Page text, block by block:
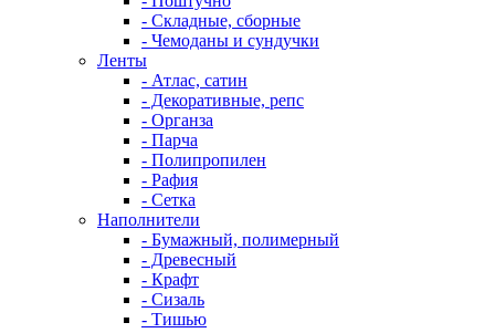
- Складные, сборные
- Чемоданы и сундучки
Ленты
- Атлас, сатин
- Декоративные, репс
- Органза
- Парча
- Полипропилен
- Рафия
- Сетка
Наполнители
- Бумажный, полимерный
- Древесный
- Крафт
- Сизаль
- Тишью